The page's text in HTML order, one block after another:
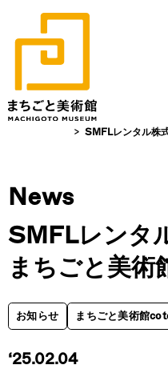
※サイズは、カーソルを合わせる、ま
お
カート Cart (0)
美術館からさがす
まちごと美術館
メニュー Menu
まち
アート
お知らせ
作品展示
SMFLレンタル株
News
SMFLレンタ
まちごと美術
お知らせ まちごと美術館
‘25.02.04